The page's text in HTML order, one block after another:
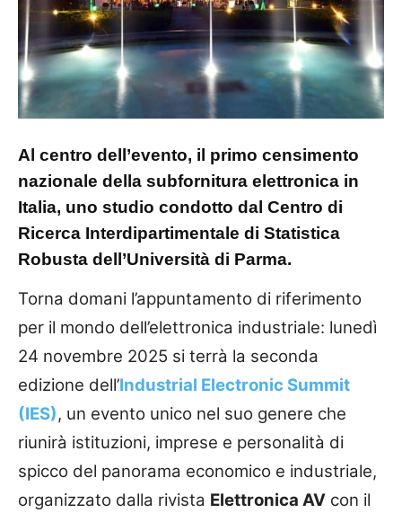
Al centro dell’evento, il primo censimento
nazionale della subfornitura elettronica in
Italia, uno studio condotto dal Centro di
Ricerca Interdipartimentale di Statistica
Robusta dell’Università di Parma.
Torna domani l’appuntamento di riferimento
per il mondo dell’elettronica industriale: lunedì
24 novembre 2025 si terrà la seconda
edizione dell’Industrial Electronic Summit
(IES), un evento unico nel suo genere che
riunirà istituzioni, imprese e personalità di
spicco del panorama economico e industriale,
organizzato dalla rivista Elettronica AV con il